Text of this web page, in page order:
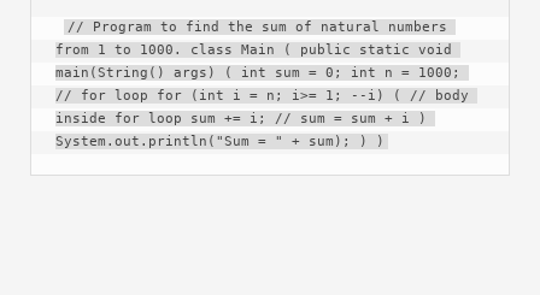
// Program to find the sum of natural numbers
from 1 to 1000. class Main ( public static void
main(String() args) ( int sum = 0; int n = 1000;
// for loop for (int i = n; i>= 1; --i) ( // body
inside for loop sum += i; // sum = sum + i )
System.out.println("Sum = " + sum); ) )